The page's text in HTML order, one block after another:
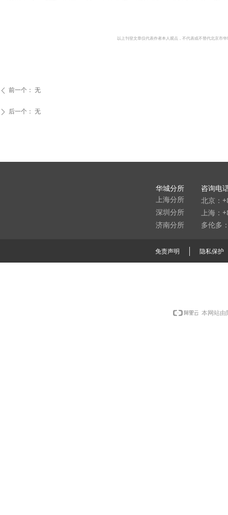
ꄴ 前一个： 无
ꄲ 后一个： 无
以上刊登文章仅代表作者本人观点，不代表或不替代北京市
免责声明 隐私保护
咨询电
北京：
上海：
多伦多
华城分所
上海分所
深圳分所
济南分所
本网站由